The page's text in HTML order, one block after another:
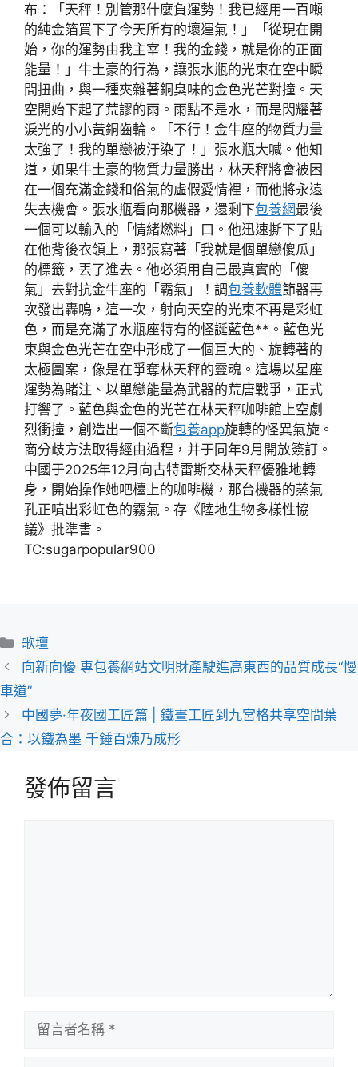
布：「天秤！別管那什麼負運勢！我已經用一百噸
的純金箔買下了今天所有的壞運氣！」「從現在開
始，你的運勢由我主宰！我的金錢，就是你的正面
能量！」牛土豪的行為，讓張水瓶的光束在空中瞬
間扭曲，與一種夾雜著銅臭味的金色光芒對撞。天
空開始下起了荒謬的雨。雨點不是水，而是閃耀著
淚光的小小黃銅齒輪。「不行！金牛座的物質力量
太強了！我的單戀被汙染了！」張水瓶大喊。他知
道，如果牛土豪的物質力量勝出，林天秤將會被困
在一個充滿金錢和俗氣的虛假愛情裡，而他將永遠
失去機會。張水瓶看向那機器，還剩下包養網最後
一個可以輸入的「情緒燃料」口。他迅速撕下了貼
在他背後衣領上，那張寫著「我就是個單戀傻瓜」
的標籤，丟了進去。他必須用自己最真實的「傻
氣」去對抗金牛座的「霸氣」！調包養軟體節器再
次發出轟鳴，這一次，射向天空的光束不再是彩虹
色，而是充滿了水瓶座特有的怪誕藍色**。藍色光
束與金色光芒在空中形成了一個巨大的、旋轉著的
太極圖案，像是在爭奪林天秤的靈魂。這場以星座
運勢為賭注、以單戀能量為武器的荒唐戰爭，正式
打響了。藍色與金色的光芒在林天秤咖啡館上空劇
烈衝撞，創造出一個不斷包養app旋轉的怪異氣旋。
商分歧方法取得經由過程，并于同年9月開放簽訂。
中國于2025年12月向古特雷斯交林天秤優雅地轉
身，開始操作她吧檯上的咖啡機，那台機器的蒸氣
孔正噴出彩虹色的霧氣。存《陸地生物多樣性協
議》批準書。
TC:sugarpopular900
分
類
歌壇
向新向優 專包養網站文明財產駛進高東西的品質成長“慢
車道”
中國夢·年夜國工匠篇 | 鐵畫工匠到九宮格共享空間葉
合：以鐵為墨 千錘百煉乃成形
發佈留言